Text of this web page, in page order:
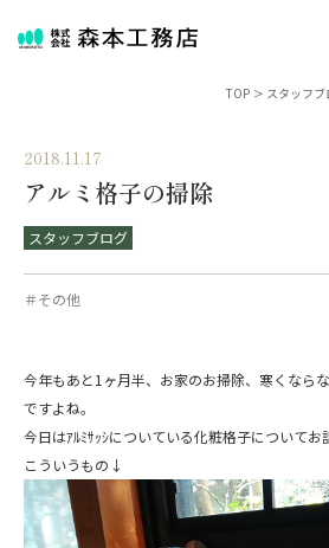
TOP > スタッフブ
2018.11.17
アルミ格子の掃除
スタッフブログ
＃その他
今年もあと1ヶ月半、お家のお掃除、寒くなら
ですよね。
今日はｱﾙﾐｻｯｼについている化粧格子についてお
こういうもの↓